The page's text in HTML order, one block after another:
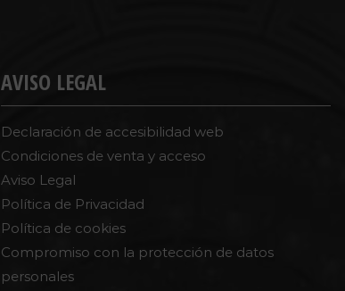
AVISO LEGAL
Declaración de accesibilidad web
Condiciones de venta y acceso
Aviso Legal
Política de Privacidad
Política de cookies
Compromiso con la protección de datos
personales